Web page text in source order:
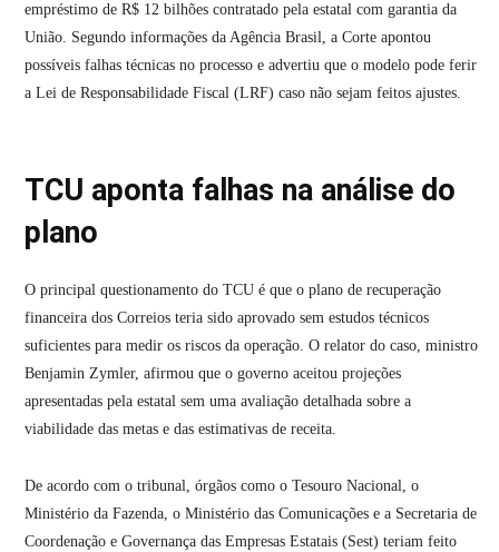
empréstimo de R$ 12 bilhões contratado pela estatal com garantia da
União. Segundo informações da Agência Brasil, a Corte apontou
possíveis falhas técnicas no processo e advertiu que o modelo pode ferir
a Lei de Responsabilidade Fiscal (LRF) caso não sejam feitos ajustes.
TCU aponta falhas na análise do
plano
O principal questionamento do TCU é que o plano de recuperação
financeira dos Correios teria sido aprovado sem estudos técnicos
suficientes para medir os riscos da operação. O relator do caso, ministro
Benjamin Zymler, afirmou que o governo aceitou projeções
apresentadas pela estatal sem uma avaliação detalhada sobre a
viabilidade das metas e das estimativas de receita.
De acordo com o tribunal, órgãos como o Tesouro Nacional, o
Ministério da Fazenda, o Ministério das Comunicações e a Secretaria de
Coordenação e Governança das Empresas Estatais (Sest) teriam feito